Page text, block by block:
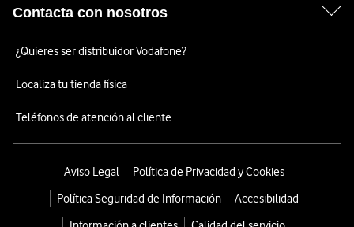
Contacta con nosotros
¿Quieres ser distribuidor Vodafone?
Localiza tu tienda física
Teléfonos de atención al cliente
Aviso Legal
Política de Privacidad y Cookies
Política Seguridad de Información
Accesibilidad